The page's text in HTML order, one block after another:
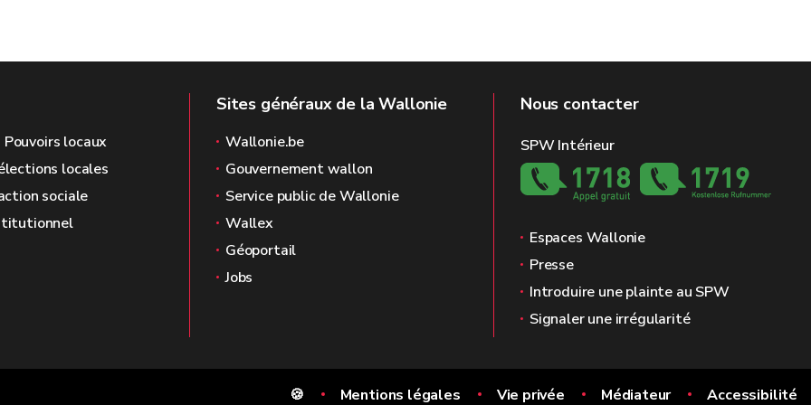
locaux
locales
sociale
Sites généraux de la Wallonie
Wallonie.be
Gouvernement wallon
Service public de Wallonie
Wallex
Géoportail
Jobs
Nous contacter
SPW Intérieur
Espaces Wallonie
Presse
Introduire une plainte au SPW
Signaler une irrégularité
🍪 Mentions légales Vie privée Médiateur Accessibilité